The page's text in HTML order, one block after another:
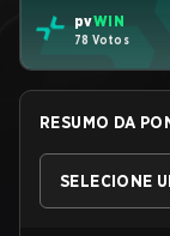
pvWIN
78 Votos
RESUMO DA
SELECIONE